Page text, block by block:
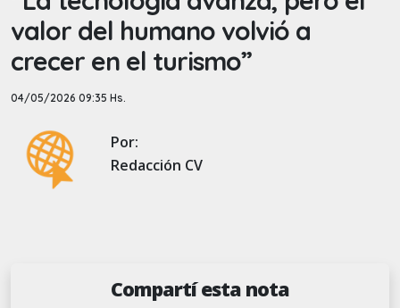
valor del humano volvió a
crecer en el turismo”
04/05/2026 09:35 Hs.
Por:
Redacción CV
Compartí esta nota